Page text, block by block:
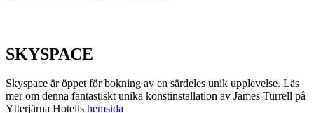
SKYSPACE
Skyspace är öppet för bokning av en särdeles unik upplevelse. Läs
mer om denna fantastiskt unika konstinstallation av James Turrell på
Ytterjärna Hotells hemsida